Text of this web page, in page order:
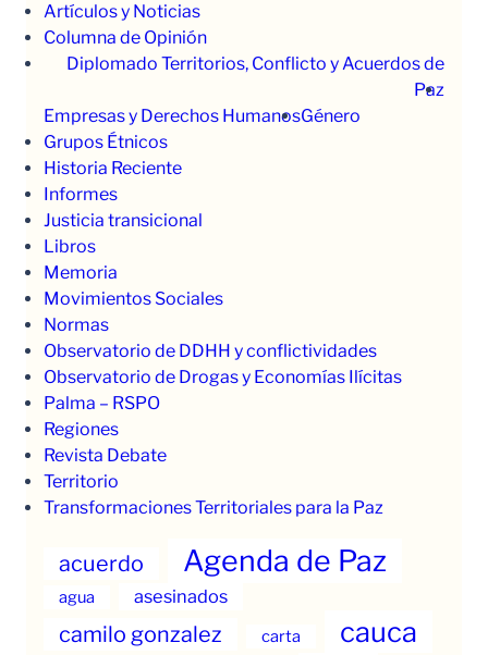
Artículos y Noticias
Columna de Opinión
Diplomado Territorios, Conflicto y Acuerdos de
Paz
Empresas y Derechos HumanosGénero
Grupos Étnicos
Historia Reciente
Informes
Justicia transicional
Libros
Memoria
Movimientos Sociales
Normas
Observatorio de DDHH y conflictividades
Observatorio de Drogas y Economías Ilícitas
Palma – RSPO
Regiones
Revista Debate
Territorio
Transformaciones Territoriales para la Paz
acuerdo Agenda de Paz
agua asesinados
camilo gonzalez carta cauca